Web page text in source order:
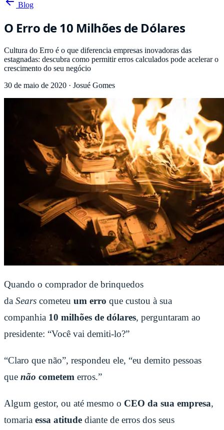
Blog
O Erro de 10 Milhões de Dólares
Cultura do Erro é o que diferencia empresas inovadoras das
estagnadas: descubra como permitir erros calculados pode acelerar o
crescimento do seu negócio
30 de maio de 2020 · Josué Gomes
Quando o comprador de brinquedos
da Sears cometeu um erro que custou à sua
companhia 10 milhões de dólares, perguntaram ao
presidente: “Você vai demiti-lo?”
“Claro que não”, respondeu ele, “eu demito pessoas
que não cometem erros.”
Algum gestor, ou até mesmo o CEO da sua empresa,
tomaria essa atitude diante de erros dos seus